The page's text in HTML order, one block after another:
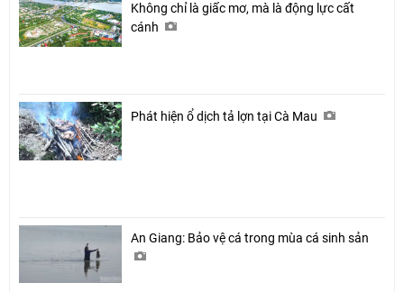
Không chỉ là giấc mơ, mà là động lực cất
cánh
Phát hiện ổ dịch tả lợn tại Cà Mau
An Giang: Bảo vệ cá trong mùa cá sinh sản